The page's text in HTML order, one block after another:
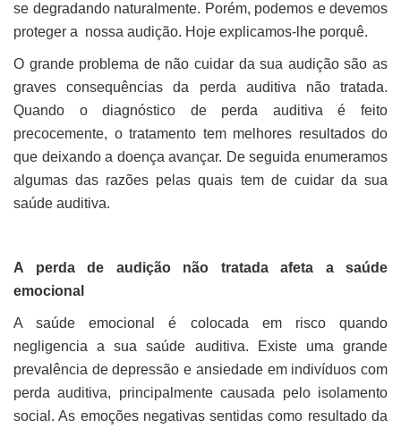
se degradando naturalmente. Porém, podemos e devemos
proteger a nossa audição. Hoje explicamos-lhe porquê.
O grande problema de não cuidar da sua audição são as
graves consequências da perda auditiva não tratada.
Quando o diagnóstico de perda auditiva é feito
precocemente, o tratamento tem melhores resultados do
que deixando a doença avançar. De seguida enumeramos
algumas das razões pelas quais tem de cuidar da sua
saúde auditiva.
A perda de audição não tratada afeta a saúde
emocional
A saúde emocional é colocada em risco quando
negligencia a sua saúde auditiva. Existe uma grande
prevalência de depressão e ansiedade em indivíduos com
perda auditiva, principalmente causada pelo isolamento
social. As emoções negativas sentidas como resultado da